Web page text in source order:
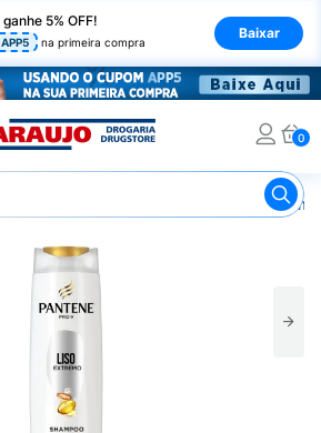
5% OFF!
APP5 na primeira compra
Baixar
0
Cabelos Lisos ou com